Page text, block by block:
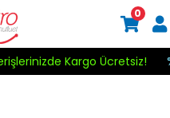
Kargo Ücretsiz!
0